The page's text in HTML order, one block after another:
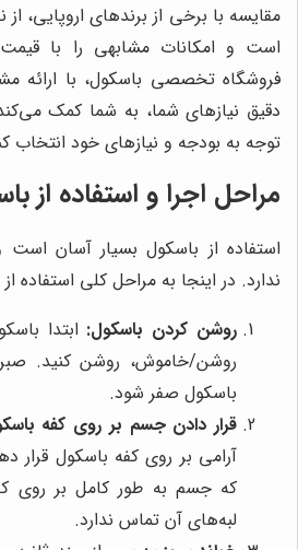
مقایسه با برخی از برندهای اروپایی، از
است و امکانات مشابهی را با قیمت
فروشگاه تخصصی باسکول، با ارائه
دقیق نیازهای شما، به شما کمک
توجه به بودجه و نیازهای خود انتخاب
مراحل اجرا و استفاده از
استفاده از باسکول بسیار آسان
ندارد. در اینجا به مراحل کلی استفاده
روشن کردن باسکول: ابتدا
روشن/خاموش، روشن کنید.
باسکول صفر شود.
قرار دادن جسم بر روی کفه
آرامی بر روی کفه باسکول قرار
که جسم به طور کامل بر روی
لبه‌های آن تماس ندارد.